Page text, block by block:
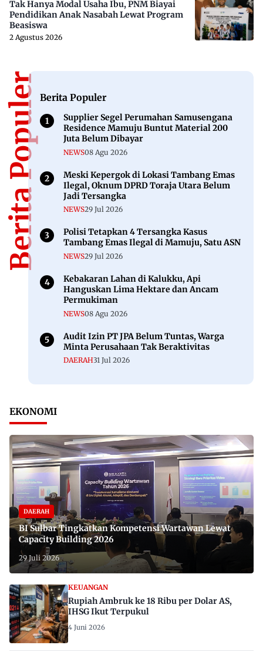
Tak Hanya Modal Usaha Ibu, PNM Biayai
Pendidikan Anak Nasabah Lewat Program
Beasiswa
2 Agustus 2026
Berita PopulerBerita Populer
Supplier Segel Perumahan Samusengana
Residence Mamuju Buntut Material 200
Juta Belum Dibayar
NEWS08 Agu 2026
Meski Kepergok di Lokasi Tambang Emas
Ilegal, Oknum DPRD Toraja Utara Belum
Jadi Tersangka
NEWS29 Jul 2026
Polisi Tetapkan 4 Tersangka Kasus
Tambang Emas Ilegal di Mamuju, Satu ASN
NEWS29 Jul 2026
Kebakaran Lahan di Kalukku, Api
Hanguskan Lima Hektare dan Ancam
Permukiman
NEWS08 Agu 2026
Audit Izin PT JPA Belum Tuntas, Warga
Minta Perusahaan Tak Beraktivitas
DAERAH31 Jul 2026
EKONOMI
DAERAH
BI Sulbar Tingkatkan Kompetensi Wartawan Lewat
Capacity Building 2026
29 Juli 2026
KEUANGAN
Rupiah Ambruk ke 18 Ribu per Dolar AS,
IHSG Ikut Terpukul
4 Juni 2026